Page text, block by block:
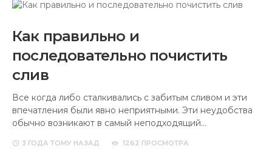
Как правильно и
последовательно почистить
слив
Все когда либо сталкивались с забитым сливом и эти
впечатления были явно неприятными. Эти неудобства
обычно возникают в самый неподходящий…
3 ГОДА ТОМУ НАЗАД 1262 ПРОСМОТРА